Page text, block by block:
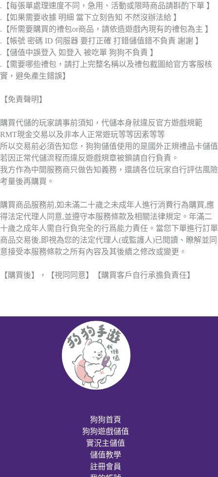
.【每張單處理速度不同，急用、活動或限時商品請斟酌下單 】
.【如果需要收據 明細 當下立刻告知 不然沒辦法給 】
.【所需要購買的禮包or商品，請依造遊戲內現有的禮包為主 】
.【帳號 密碼 ID 伺服器 要打正確 打錯儲值錯不負責 謝謝 】
.【儲值中誤登入 如登入 被吃單 狗狗不負責 】
.【需要哪些禮包，請打上完整名稱以及禮包截圖給官方客服核
實，避免產生錯誤】
【免責聲明】
購買代儲的玩家請事前須知，代儲本身就違反官方遊戲規範
RMT現金交易以及非本人正常遊玩等等因素等等
所以交易前必須告知您，狗狗儲值使用的是國外正規禮品卡儲值
若因正常代儲流程而違反遊戲規章被鎖請自行負責。
我方作為中間服務商只做告知義務，還請各位玩家自行評估風險
考量後再購買。
購買商品服務前,如未滿二十歲之未成年人進行消費行為購買,應
得法定代理人同意,並遵守本服務條款及相關法律規定。年滿二
十歲之成年人需自行負完全的行爲能力責任。當您下單進行訂單
商品交易後,即視為您的法定代理人(或監護人)已閱讀、瞭解並同
意接受本服務條款之所有內容及其後續之修改或變更。
【購買後】，【視同同意】【購買客戶自行承擔負責任】
狗狗首頁
狗狗遊戲儲值
實況主儲值
儲值教學
註冊會員